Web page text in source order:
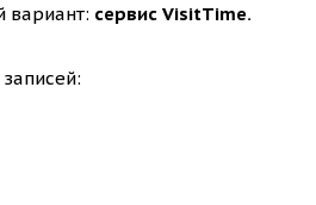
вариант: сервис VisitTime.